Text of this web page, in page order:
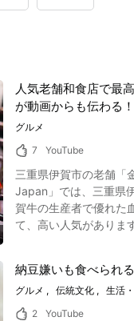
人気老舗和食店で最
が動画からも伝わる！
グルメ
7
YouTube
三重県伊賀市の老舗「
Japan」では、三重県伊賀市
賀牛の生産者で優れた
て、高い人気があります。 今回は、伊賀牛の特徴と、動画で紹介される「金谷 本店」の網焼きメニューについてご紹介いたし
技術で伊賀牛を生産し
になったと言われています。 伊賀盆地の清浄な空気と水、豊かな牧草などの自然環境は、ウシの飼育に適してい
は香りとコクがあり、とろけるような柔らかさ
納豆嫌いも食べられ
グルメ 伝統文化
生活
2
YouTube